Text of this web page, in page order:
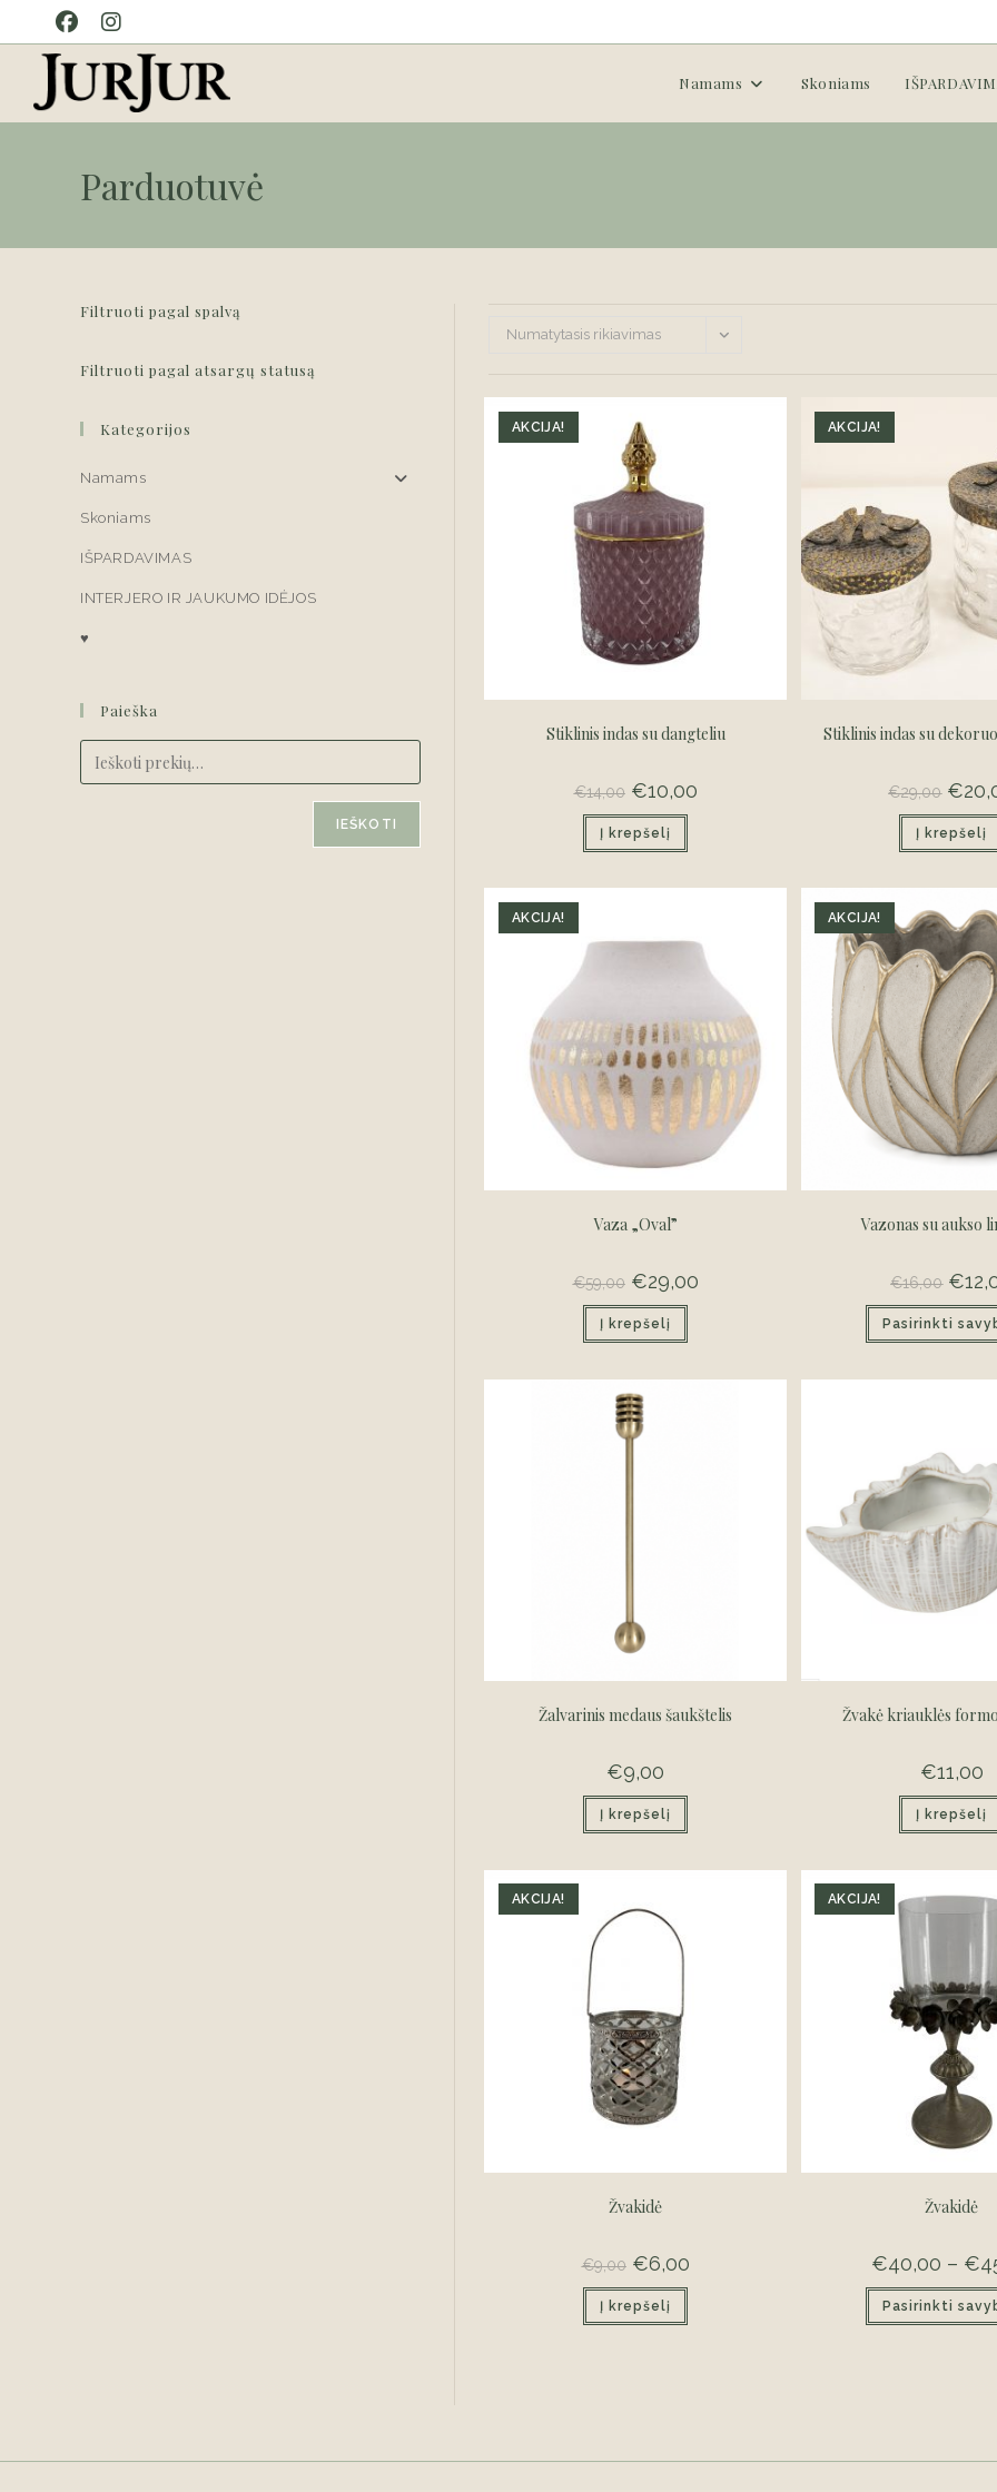
to
content
Namams Skoniams
Parduotuvė
Numatytasis rikiavimas
AKCIJA!
Stiklinis indas su dangteliu
€14,00 Original
price
was:
€14,00.
€10,00Current
Į krepšelį
AKCIJA!
Stiklinis indas su
€29,00
price
was:
€29,00.
€
Į krepšelį
AKCIJA!
Vaza „Oval”
€59,00 Original
price
was:
€59,00.
€29,00Current
Į krepšelį
AKCIJA!
Vazonas su aukso
€16,00
price
was:
€
Pasirinkti
Žalvarinis medaus šaukštelis
€9,00
Į krepšelį
Žvakė kriauklės
€11,00
Į krepšelį
AKCIJA!
Žvakidė
€9,00 Original
price
was:
€9,00.
€6,00Current
Į krepšelį
AKCIJA!
Žvakidė
€40,00 – €
Pasirinkti
Filtruoti pagal spalvą
Filtruoti pagal atsargų statusą
Kategorijos
Namams
Skoniams
IŠPARDAVIMAS
INTERJERO IR JAUKUMO IDĖJOS
♥
Paieška
IEŠKOTI